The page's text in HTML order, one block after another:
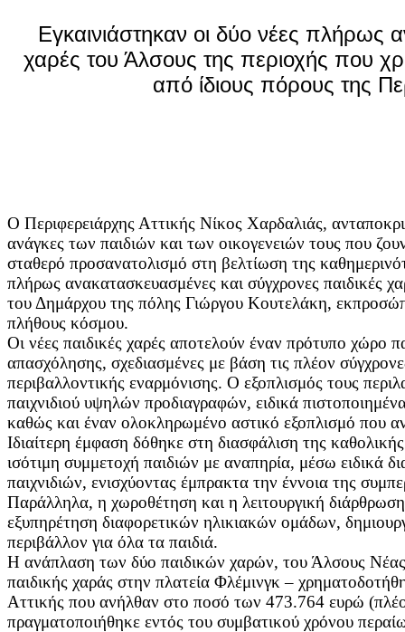
Εγκαινιάστηκαν οι δύο νέες πλήρως
χαρές του Άλσους της περιοχής που
από ίδιους πόρους της
Ο Περιφερειάρχης Αττικής Νίκος Χαρδαλιάς,
ανάγκες των παιδιών και των οικογενειών τους που
σταθερό προσανατολισμό στη βελτίωση της
πλήρως ανακατασκευασμένες και σύγχρονες παιδικές
του Δημάρχου της πόλης Γιώργου Κουτελάκη,
πλήθους κόσμου.
Οι νέες παιδικές χαρές αποτελούν έναν πρότυπο χώρο
απασχόλησης, σχεδιασμένες με βάση τις πλέον
περιβαλλοντικής εναρμόνισης. Ο εξοπλισμός τους
παιχνιδιού υψηλών προδιαγραφών, ειδικά
καθώς και έναν ολοκληρωμένο αστικό εξοπλισμό που
Ιδιαίτερη έμφαση δόθηκε στη διασφάλιση της
ισότιμη συμμετοχή παιδιών με αναπηρία, μέσω
παιχνιδιών, ενισχύοντας έμπρακτα την έννοια της
Παράλληλα, η χωροθέτηση και η λειτουργική
εξυπηρέτηση διαφορετικών ηλικιακών ομάδων,
περιβάλλον για όλα τα παιδιά.
Η ανάπλαση των δύο παιδικών χαρών, του Άλσους Νέας
παιδικής χαράς στην πλατεία Φλέμινγκ –
Αττικής που ανήλθαν στο ποσό των 473.764 ευρώ
πραγματοποιήθηκε εντός του συμβατικού χρόνου